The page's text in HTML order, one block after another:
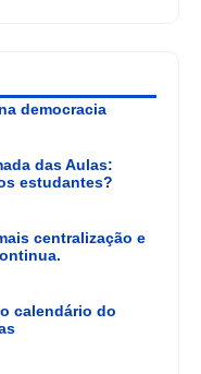
democracia
das Aulas:
estudantes?
centralização e
calendário do